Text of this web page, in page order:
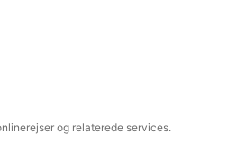
og relaterede services.